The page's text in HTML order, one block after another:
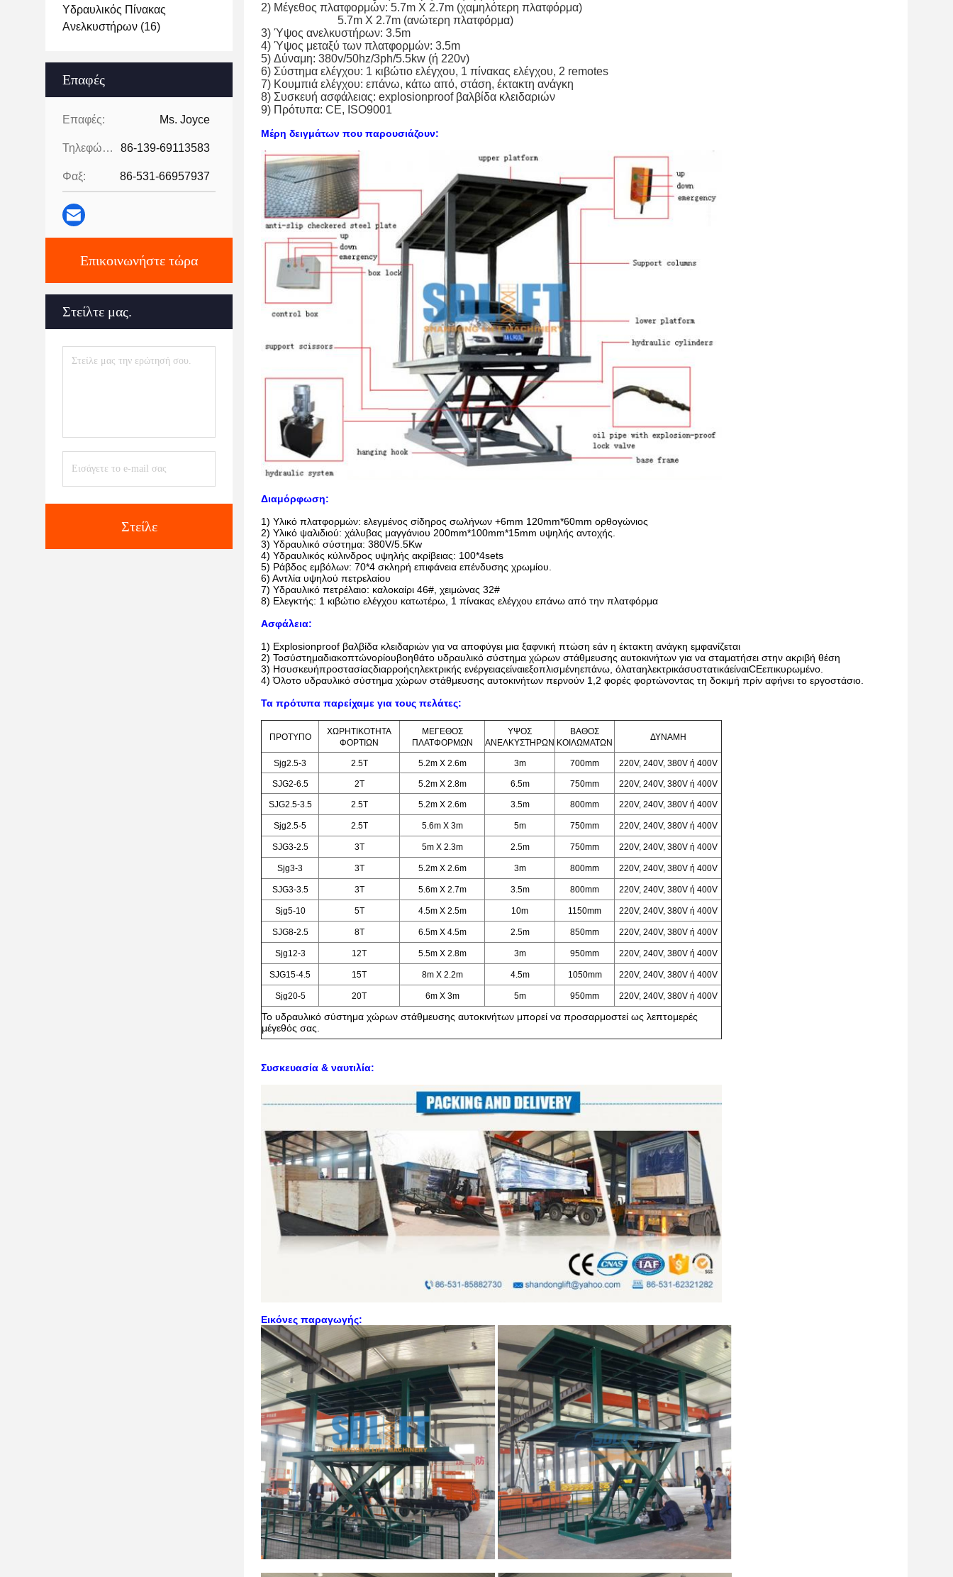
Υδραυλικός Πίνακας
Ανελκυστήρων (16)
Επαφές
Επαφές: Ms. Joyce
Τηλεφώνημα: 86-139-69113583
Φαξ: 86-531-66957937
Επικοινωνήστε τώρα
Στείλτε μας.
Στείλε
2) Μέγεθος πλατφορμών: 5.7m X 2.7m (χαμηλότερη πλατφόρμα)
5.7m X 2.7m (ανώτερη πλατφόρμα)
3) Ύψος ανελκυστήρων: 3.5m
4) Ύψος μεταξύ των πλατφορμών: 3.5m
5) Δύναμη: 380v/50hz/3ph/5.5kw (ή 220v)
6) Σύστημα ελέγχου: 1 κιβώτιο ελέγχου, 1 πίνακας ελέγχου, 2 remotes
7) Κουμπιά ελέγχου: επάνω, κάτω από, στάση, έκτακτη ανάγκη
8) Συσκευή ασφάλειας: explosionproof βαλβίδα κλειδαριών
9) Πρότυπα: CE, ISO9001
Μέρη δειγμάτων που παρουσιάζουν:
Διαμόρφωση:
1) Υλικό πλατφορμών: ελεγμένος σίδηρος σωλήνων +6mm 120mm*60mm ορθογώνιος
2) Υλικό ψαλιδιού: χάλυβας μαγγάνιου 200mm*100mm*15mm υψηλής αντοχής.
3) Υδραυλικό σύστημα: 380V/5.5Kw
4) Υδραυλικός κύλινδρος υψηλής ακρίβειας: 100*4sets
5) Ράβδος εμβόλων: 70*4 σκληρή επιφάνεια επένδυσης χρωμίου.
6) Αντλία υψηλού πετρελαίου
7) Υδραυλικό πετρέλαιο: καλοκαίρι 46#, χειμώνας 32#
8) Ελεγκτής: 1 κιβώτιο ελέγχου κατωτέρω, 1 πίνακας ελέγχου επάνω από την πλατφόρμα
Ασφάλεια:
1) Explosionproof βαλβίδα κλειδαριών για να αποφύγει μια ξαφνική πτώση εάν η έκτακτη ανάγκη εμφανίζεται
2) Τοσύστημαδιακοπτώνορίουβοηθάτο υδραυλικό σύστημα χώρων στάθμευσης αυτοκινήτων για να σταματήσει στην ακριβή θέση
3) Ησυσκευήπροστασίαςδιαρροήςηλεκτρικής ενέργειαςείναιεξοπλισμένηεπάνω, όλαταηλεκτρικάσυστατικάείναιCEεπικυρωμένο.
4) Όλοτο υδραυλικό σύστημα χώρων στάθμευσης αυτοκινήτων περνούν 1,2 φορές φορτώνοντας τη δοκιμή πρίν αφήνει το εργοστάσιο.
Τα πρότυπα παρείχαμε για τους πελάτες:
ΠΡΟΤΥΠΟ
ΧΩΡΗΤΙΚΟΤΗΤΑ
ΦΟΡΤΙΩΝ
ΜΕΓΕΘΟΣ
ΠΛΑΤΦΟΡΜΩΝ
ΥΨΟΣ
ΑΝΕΛΚΥΣΤΗΡΩΝ
ΒΑΘΟΣ
ΚΟΙΛΩΜΑΤΩΝ
ΔΥΝΑΜΗ
Sjg2.5-3 2.5T 5.2m X 2.6m 3m 700mm 220V, 240V, 380V ή 400V
SJG2-6.5 2T 5.2m X 2.8m 6.5m 750mm 220V, 240V, 380V ή 400V
SJG2.5-3.5 2.5T 5.2m X 2.6m 3.5m 800mm 220V, 240V, 380V ή 400V
Sjg2.5-5 2.5T 5.6m X 3m 5m 750mm 220V, 240V, 380V ή 400V
SJG3-2.5 3T 5m X 2.3m 2.5m 750mm 220V, 240V, 380V ή 400V
Sjg3-3 3T 5.2m X 2.6m 3m 800mm 220V, 240V, 380V ή 400V
SJG3-3.5 3T 5.6m X 2.7m 3.5m 800mm 220V, 240V, 380V ή 400V
Sjg5-10 5T 4.5m X 2.5m 10m 1150mm 220V, 240V, 380V ή 400V
SJG8-2.5 8T 6.5m X 4.5m 2.5m 850mm 220V, 240V, 380V ή 400V
Sjg12-3 12T 5.5m X 2.8m 3m 950mm 220V, 240V, 380V ή 400V
SJG15-4.5 15T 8m X 2.2m 4.5m 1050mm 220V, 240V, 380V ή 400V
Sjg20-5 20T 6m X 3m 5m 950mm 220V, 240V, 380V ή 400V
Το υδραυλικό σύστημα χώρων στάθμευσης αυτοκινήτων μπορεί να προσαρμοστεί ως λεπτομερές
μέγεθός σας.
Συσκευασία & ναυτιλία:
Εικόνες παραγωγής: